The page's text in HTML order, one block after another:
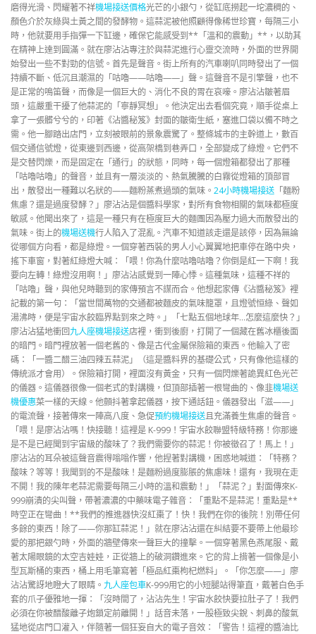
磨得光滑、閃耀著不祥機場接送價格光芒的小銀勺，從缸底撈起一坨濃稠的、
顏色介於灰綠與土黃之間的發酵物。這蒜泥被他照顧得像稀世珍寶，每隔三小
時，他就要用手指彈一下缸邊，確保它能感受到**「溫和的震動」**，以助其
在精神上達到圓滿。就在廖沾沾專注於與蒜泥進行心靈交流時，外面的世界開
始發出一些不對勁的信號。首先是聲音。街上所有的汽車喇叭同時發出了一個
持續不斷、低沉且潮濕的「咕嚕——咕嚕——」聲。這聲音不是引擎聲，也不
是正常的鳴笛聲，而像是一個巨大的、消化不良的胃在哀嚎。廖沾沾皺著眉
頭，這嚴重干擾了他蒜泥的「寧靜冥想」。他決定出去看個究竟，順手從桌上
拿了一張髒兮兮的，印著《沾醬秘笈》封面的皺衛生紙，塞進口袋以備不時之
需。他一腳踏出店門，立刻被眼前的景象震驚了。整條城市的主幹道上，數百
個交通信號燈，從東邊到西邊，從高架橋到巷弄口，全部變成了綠燈。它們不
是交替閃爍，而是固定在「通行」的狀態，同時，每一個燈箱都發出了那種
「咕嚕咕嚕」的聲音，並且有一層淡淡的、熱氣騰騰的白霧從燈箱的頂部冒
出，散發出一種難以名狀的——麵粉蒸煮過頭的氣味。 24小時機場接送 「麵粉
焦慮？還是過度發酵？」廖沾沾是個醬料學家，對所有食物相關的氣味都極度
敏感。他聞出來了，這是一種只有在極度巨大的麵團因為壓力過大而散發出的
氣味。街上的機場送機行人陷入了混亂。汽車不知道該走還是該停，因為無論
從哪個方向看，都是綠燈。一個穿著西裝的男人小心翼翼地把車停在路中央，
搖下車窗，對著紅綠燈大喊：「喂！你為什麼咕嚕咕嚕？你倒是紅一下啊！我
要向左轉！綠燈沒用啊！」廖沾沾感覺到一陣心悸。這種氣味，這種不祥的
「咕嚕」聲，與他兒時聽到的家傳預言不謀而合。他想起家傳《沾醬秘笈》裡
記載的第一句：「當世間萬物的交通都被麵皮的氣味籠罩，且燈號恒綠、聲如
湯沸時，便是宇宙水餃臨界點到來之時。」「七點五個地球年…怎麼這麼快？」
廖沾沾猛地衝回九人座機場接送店裡，衝到後廚，打開了一個藏在舊冰櫃後面
的暗門。暗門裡放著一個老舊的、像是古代金屬保險箱的東西。他輸入了密
碼：「一醬二醋三油四辣五蒜泥」（這是醬料界的基礎公式，只有像他這樣的
傳統派才會用）。保險箱打開，裡面沒有黃金，只有一個閃爍著詭異紅色光芒
的儀器。這儀器很像一個老式的對講機，但頂部插著一根彎曲的、像韭機場送
機優惠菜一樣的天線。他顫抖著拿起儀器，按下通話鈕。儀器發出「滋——」
的電流聲，接著傳來一陣高八度、急促預約機場接送且充滿養生焦慮的聲音。
「喂！是廖沾沾嗎！快接聽！這裡是 K-999！宇宙水餃聯盟特級特務！你那邊
是不是已經聞到宇宙級的酸味了？我們需要你的蒜泥！你被徵召了！馬上！」
廖沾沾的耳朵被這聲音震得嗡嗡作響，他捏著對講機，困惑地喊道：「特務？
酸味？等等！我聞到的不是酸味！是麵粉過度膨脹的焦慮味！還有，我現在走
不開！我的陳年老蒜泥需要每隔三小時的溫和震動！」「蒜泥？」對面傳來K-
999崩潰的尖叫聲，帶著濃濃的中藥味電子雜音：「重點不是蒜泥！重點是**
時空正在彎曲！**我們的推進器快沒紅棗了！快！我們在你的後院！別帶任何
多餘的東西！除了——你那缸蒜泥！」就在廖沾沾還在糾結要不要帶上他最珍
愛的那把銀勺時，外面的牆壁傳來一聲巨大的撞擊。一個穿著黑色燕尾服、戴
著太陽眼鏡的太空吉娃娃，正從牆上的破洞鑽進來。它的背上揹著一個像是小
型瓦斯桶的東西，桶上用毛筆寫著「極品紅棗枸杞燃料」。「你怎麼——」廖
沾沾驚訝地瞪大了眼睛。 九人座包車K-999用它的小短腿站得筆直，戴著白色手
套的爪子優雅地一揮：「沒時間了，沾沾先生！宇宙水餃快要拉肚子了！我們
必須在你被醋酸離子炮鎖定前離開！」話音未落，一股極致尖銳、刺鼻的酸氣
猛地從店門口灌入，伴隨著一個狂妄自大的電子音效：「警告！這裡的醬油比